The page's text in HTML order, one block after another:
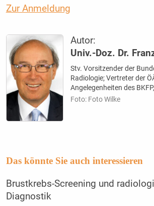
Zur Anmeldung
Autor:
Univ.-Doz. Dr.
Stv. Vorsitzender der
Radiologie; Vertreter der
Angelegenheiten des
Foto: Foto Wilke
Das könnte Sie auch interessieren
Brustkrebs-Screening und
Diagnostik